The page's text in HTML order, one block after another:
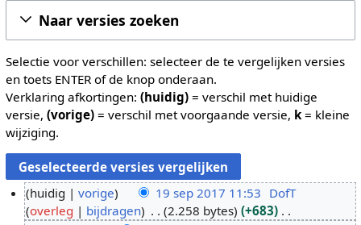
Naar versies zoeken
Selectie voor verschillen: selecteer de te vergelijken versies
en toets ENTER of de knop onderaan.
Verklaring afkortingen: (huidig)= verschil met huidige
versie, (vorige)= verschil met voorgaande versie, k= kleine
wijziging.
huidig vorige 19 sep 2017 11:53 DofT
overleg
bijdragen 2.258 bytes
+683